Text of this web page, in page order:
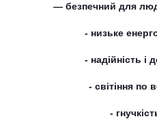
— безпечний для
- низьке
- надійність і
- світіння по
-